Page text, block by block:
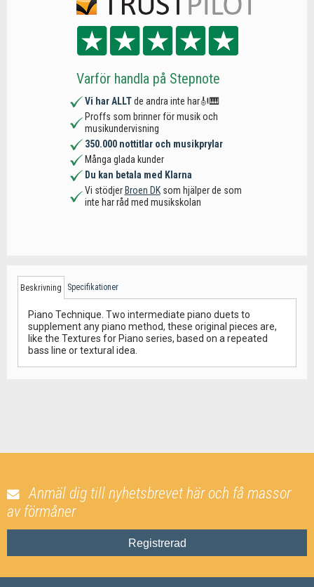
Varför handla på Stepnote
Vi har ALLTde andra inte har🎻🎹
Proffs som brinner för musik och
musikundervisning
350.000 nottitlar och musikprylar
Många glada kunder
Du kan betala med Klarna
Vi stödjer Broen DKsom hjälper de som
inte har råd med musikskolan
Beskrivning Specifikationer
Piano Technique. Two intermediate piano duets to
supplement any piano method, these original pieces are,
like the Textures for Piano series, based on a repeated
bass line or textural idea.
Anmäl dig till nyhetsbrevet här och få massor
av förmåner
Registrerad